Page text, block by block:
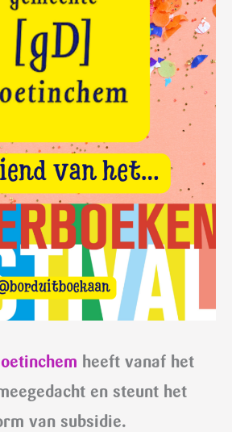
heeft vanaf het
en steunt het
van subsidie.